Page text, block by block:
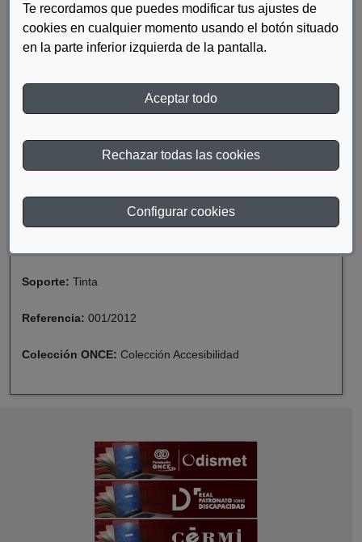
Te recordamos que puedes modificar tus ajustes de
cookies en cualquier momento usando el botón situado
en la parte inferior izquierda de la pantalla.
Aceptar todo
Rechazar todas las cookies
Configurar cookies
Descripcion:
El mundo fluye. Dos miradas sobre una misma realidad (A
Descriptor:Cultura
Fecha de catalogación:2017
Soporte: Tinta
Referencia: 001/2012
Colección ONCE: Colección Accesibilidad